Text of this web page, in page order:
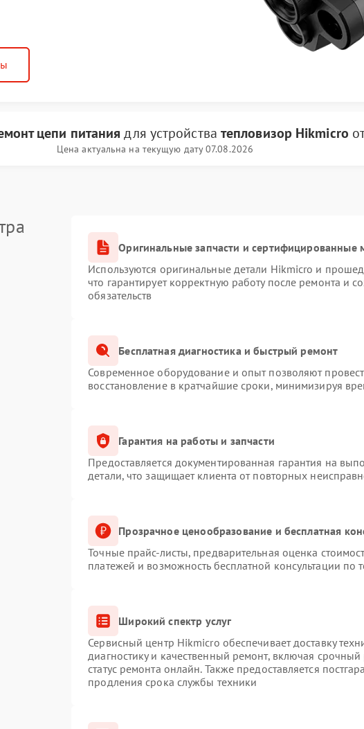
цепи питания для устройства тепловизор Hikmicro
Цена актуальна на текущую дату 07.08.2026
Оригинальные запчасти и сертифицированные
Используются оригинальные детали Hikmicro и
что гарантирует корректную работу после ремонта и
обязательств
Бесплатная диагностика и быстрый ремонт
Современное оборудование и опыт позволяют
восстановление в кратчайшие сроки, минимизируя
Гарантия на работы и запчасти
Предоставляется документированная гарантия на
детали, что защищает клиента от повторных
Прозрачное ценообразование и бесплатная
Точные прайс-листы, предварительная оценка
платежей и возможность бесплатной консультации по
Широкий спектр услуг
Сервисный центр Hikmicro обеспечивает доставку
диагностику и качественный ремонт, включая
статус ремонта онлайн. Также предоставляется
продления срока службы техники